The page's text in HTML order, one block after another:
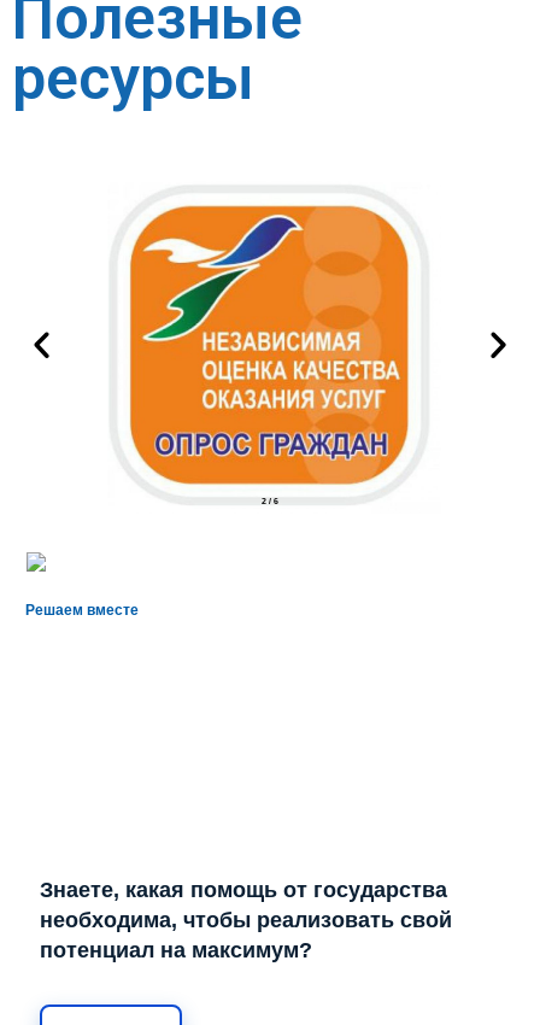
Полезные
ресурсы
2 / 6
Решаем вместе
Знаете, какая помощь от государства
необходима, чтобы реализовать свой
потенциал на максимум?